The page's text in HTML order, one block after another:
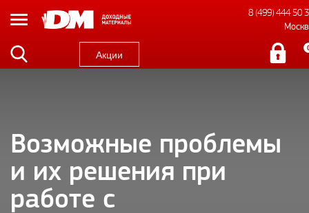
8 (499) 444 50
Акции
Возможные проблемы
и их решения при
работе с